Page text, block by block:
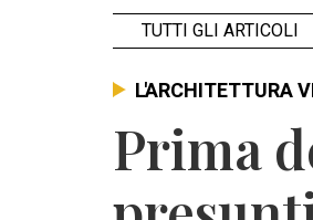
TUTTI GLI ARTICOLI
L'ARCHITETTURA
Prima